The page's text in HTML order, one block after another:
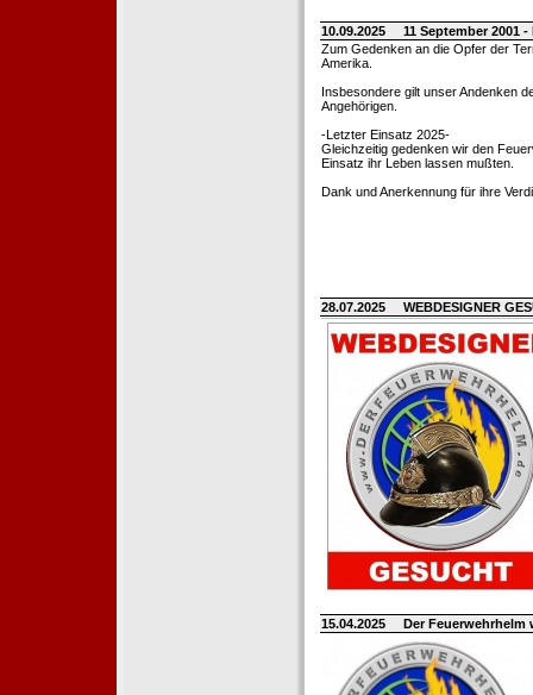
10.09.2025
11 September 2001
Zum Gedenken an die Opfer der
Amerika.
Insbesondere gilt unser Andenken
Angehörigen.
-Letzter Einsatz 2025-
Gleichzeitig gedenken wir den
Einsatz ihr Leben lassen mußten.
Dank und Anerkennung für ihre
28.07.2025 WEBDESIGNER
15.04.2025 Der